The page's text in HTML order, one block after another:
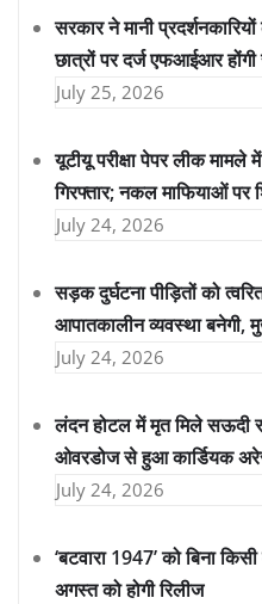
सरकार ने मानी
छात्रों पर दर्ज एफआईआर होंगी
July 25, 2026
यूटीयू परीक्षा पेपर लीक मामले
गिरफ्तार; नकल माफियाओं पर
July 24, 2026
सड़क दुर्घटना पीड़ितों को
आपातकालीन व्यवस्था बनेगी,
July 24, 2026
लंदन होटल में मृत मिले सऊदी
ओवरडोज से हुआ कार्डियक
July 24, 2026
‘बटवारा 1947’ को बिना
अगस्त को होगी रिलीज